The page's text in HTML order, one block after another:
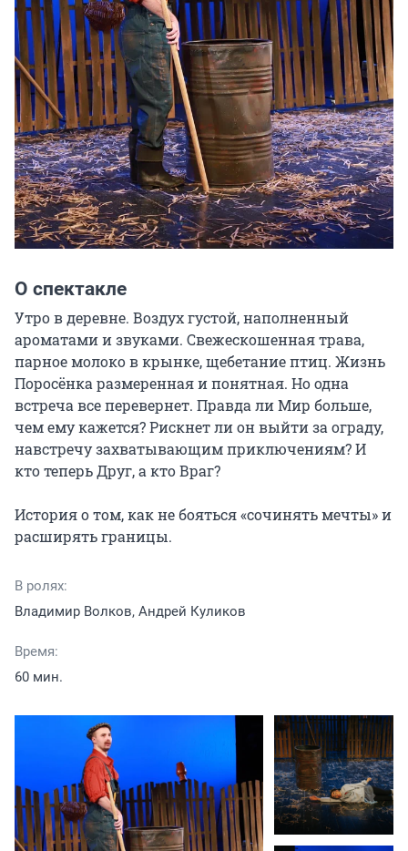
О спектакле
Утро в деревне. Воздух густой, наполненный
ароматами и звуками. Свежескошенная трава,
парное молоко в крынке, щебетание птиц. Жизнь
Поросёнка размеренная и понятная. Но одна
встреча все перевернет. Правда ли Мир больше,
чем ему кажется? Рискнет ли он выйти за ограду,
навстречу захватывающим приключениям? И
кто теперь Друг, а кто Враг?
История о том, как не бояться «сочинять мечты» и
расширять границы.
В ролях:
Владимир Волков, Андрей Куликов
Время:
60 мин.